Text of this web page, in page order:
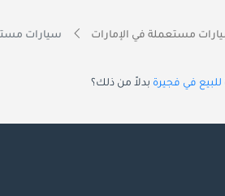
مستعملة في الإمارات سيارات
في فجيرة بدلاً من ذلك؟